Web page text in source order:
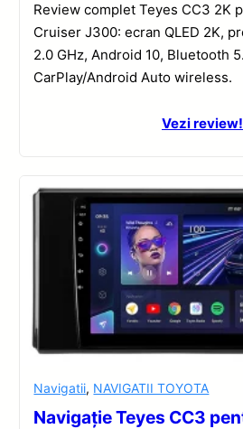
Review complet Teyes CC3 2K
Cruiser J300: ecran QLED 2K,
2.0 GHz, Android 10, Bluetooth
CarPlay/Android Auto wireless.
Vezi review!
Navigatii, NAVIGATII TOYOTA
Navigație Teyes CC3